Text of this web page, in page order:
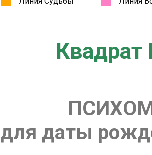
Квадрат
для даты